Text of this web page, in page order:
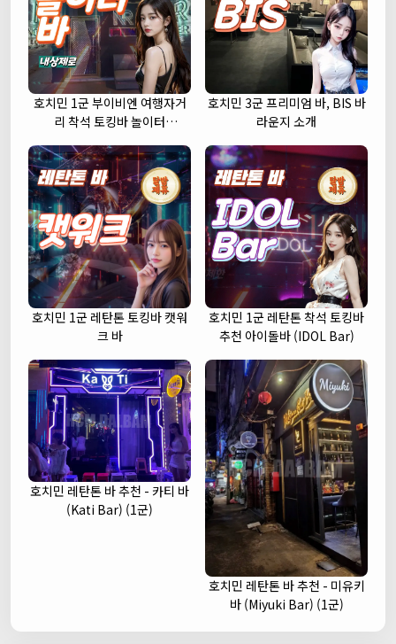
호치민 1군 부이비엔 여행자거
리 착석 토킹바 놀이터
호치민 3군 프리미엄 바, BIS 바
라운지 소개
호치민 1군 레탄톤 토킹바 캣워
크 바
호치민 1군 레탄톤 착석 토킹바
추천 아이돌바 (IDOL Bar)
호치민 레탄톤 바 추천 - 카티 바
(Kati Bar) (1군)
호치민 레탄톤 바 추천 - 미유키
바 (Miyuki Bar) (1군)